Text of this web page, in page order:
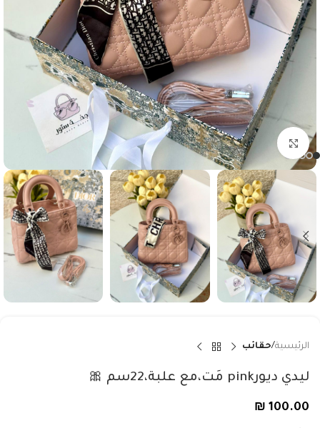
Click to enlarge
الرئيسية حقائب
ليدي ديورpink مَت،مع علبة،22سم 🎀
₪ 100.00